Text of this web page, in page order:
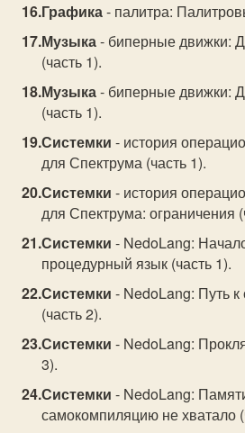
Графика- палитра:
Музыка- биперные движки:
(часть 1).
Музыка- биперные движки:
(часть 1).
Системки - история
для Спектрума (часть 1).
Системки - история
для Спектрума: ограничения
Системки - NedoLang:
процедурный язык (часть 1).
Системки - NedoLang: Путь
(часть 2).
Системки - NedoLang:
3).
Системки - NedoLang:
самокомпиляцию не хватало